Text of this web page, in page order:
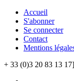
Accueil
S'abonner
Se connecter
Contact
Mentions
+ 33 (0)3 20 83 13 17]